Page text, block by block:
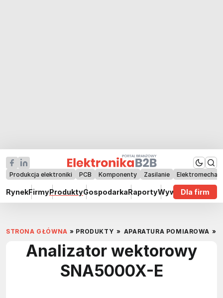
Produkcja elektroniki PCB Komponenty Zasilanie
RynekFirmyProduktyGospodarkaRaportyWywiadyDla firm
STRONA GŁÓWNA » PRODUKTY » APARATURA POMIAROWA »
Analizator wektorowy
SNA5000X-E